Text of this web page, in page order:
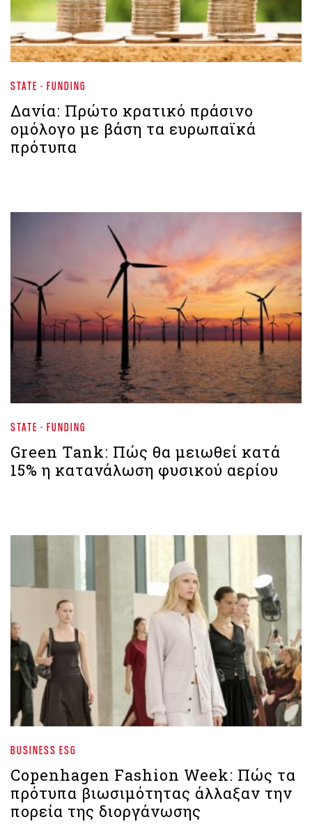
STATE - FUNDING
Δανία: Πρώτο κρατικό πράσινο
ομόλογο με βάση τα ευρωπαϊκά
πρότυπα
STATE - FUNDING
Green Tank: Πώς θα μειωθεί κατά
15% η κατανάλωση φυσικού αερίου
BUSINESS ESG
Copenhagen Fashion Week: Πώς τα
πρότυπα βιωσιμότητας άλλαξαν την
πορεία της διοργάνωσης